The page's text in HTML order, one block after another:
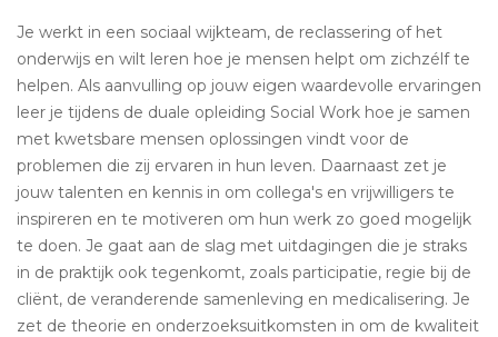
Je werkt in een sociaal wijkteam, de reclassering of het
onderwijs en wilt leren hoe je mensen helpt om zichzélf te
helpen. Als aanvulling op jouw eigen waardevolle ervaringen
leer je tijdens de duale opleiding Social Work hoe je samen
met kwetsbare mensen oplossingen vindt voor de
problemen die zij ervaren in hun leven. Daarnaast zet je
jouw talenten en kennis in om collega's en vrijwilligers te
inspireren en te motiveren om hun werk zo goed mogelijk
te doen. Je gaat aan de slag met uitdagingen die je straks
in de praktijk ook tegenkomt, zoals participatie, regie bij de
cliënt, de veranderende samenleving en medicalisering. Je
zet de theorie en onderzoeksuitkomsten in om de kwaliteit